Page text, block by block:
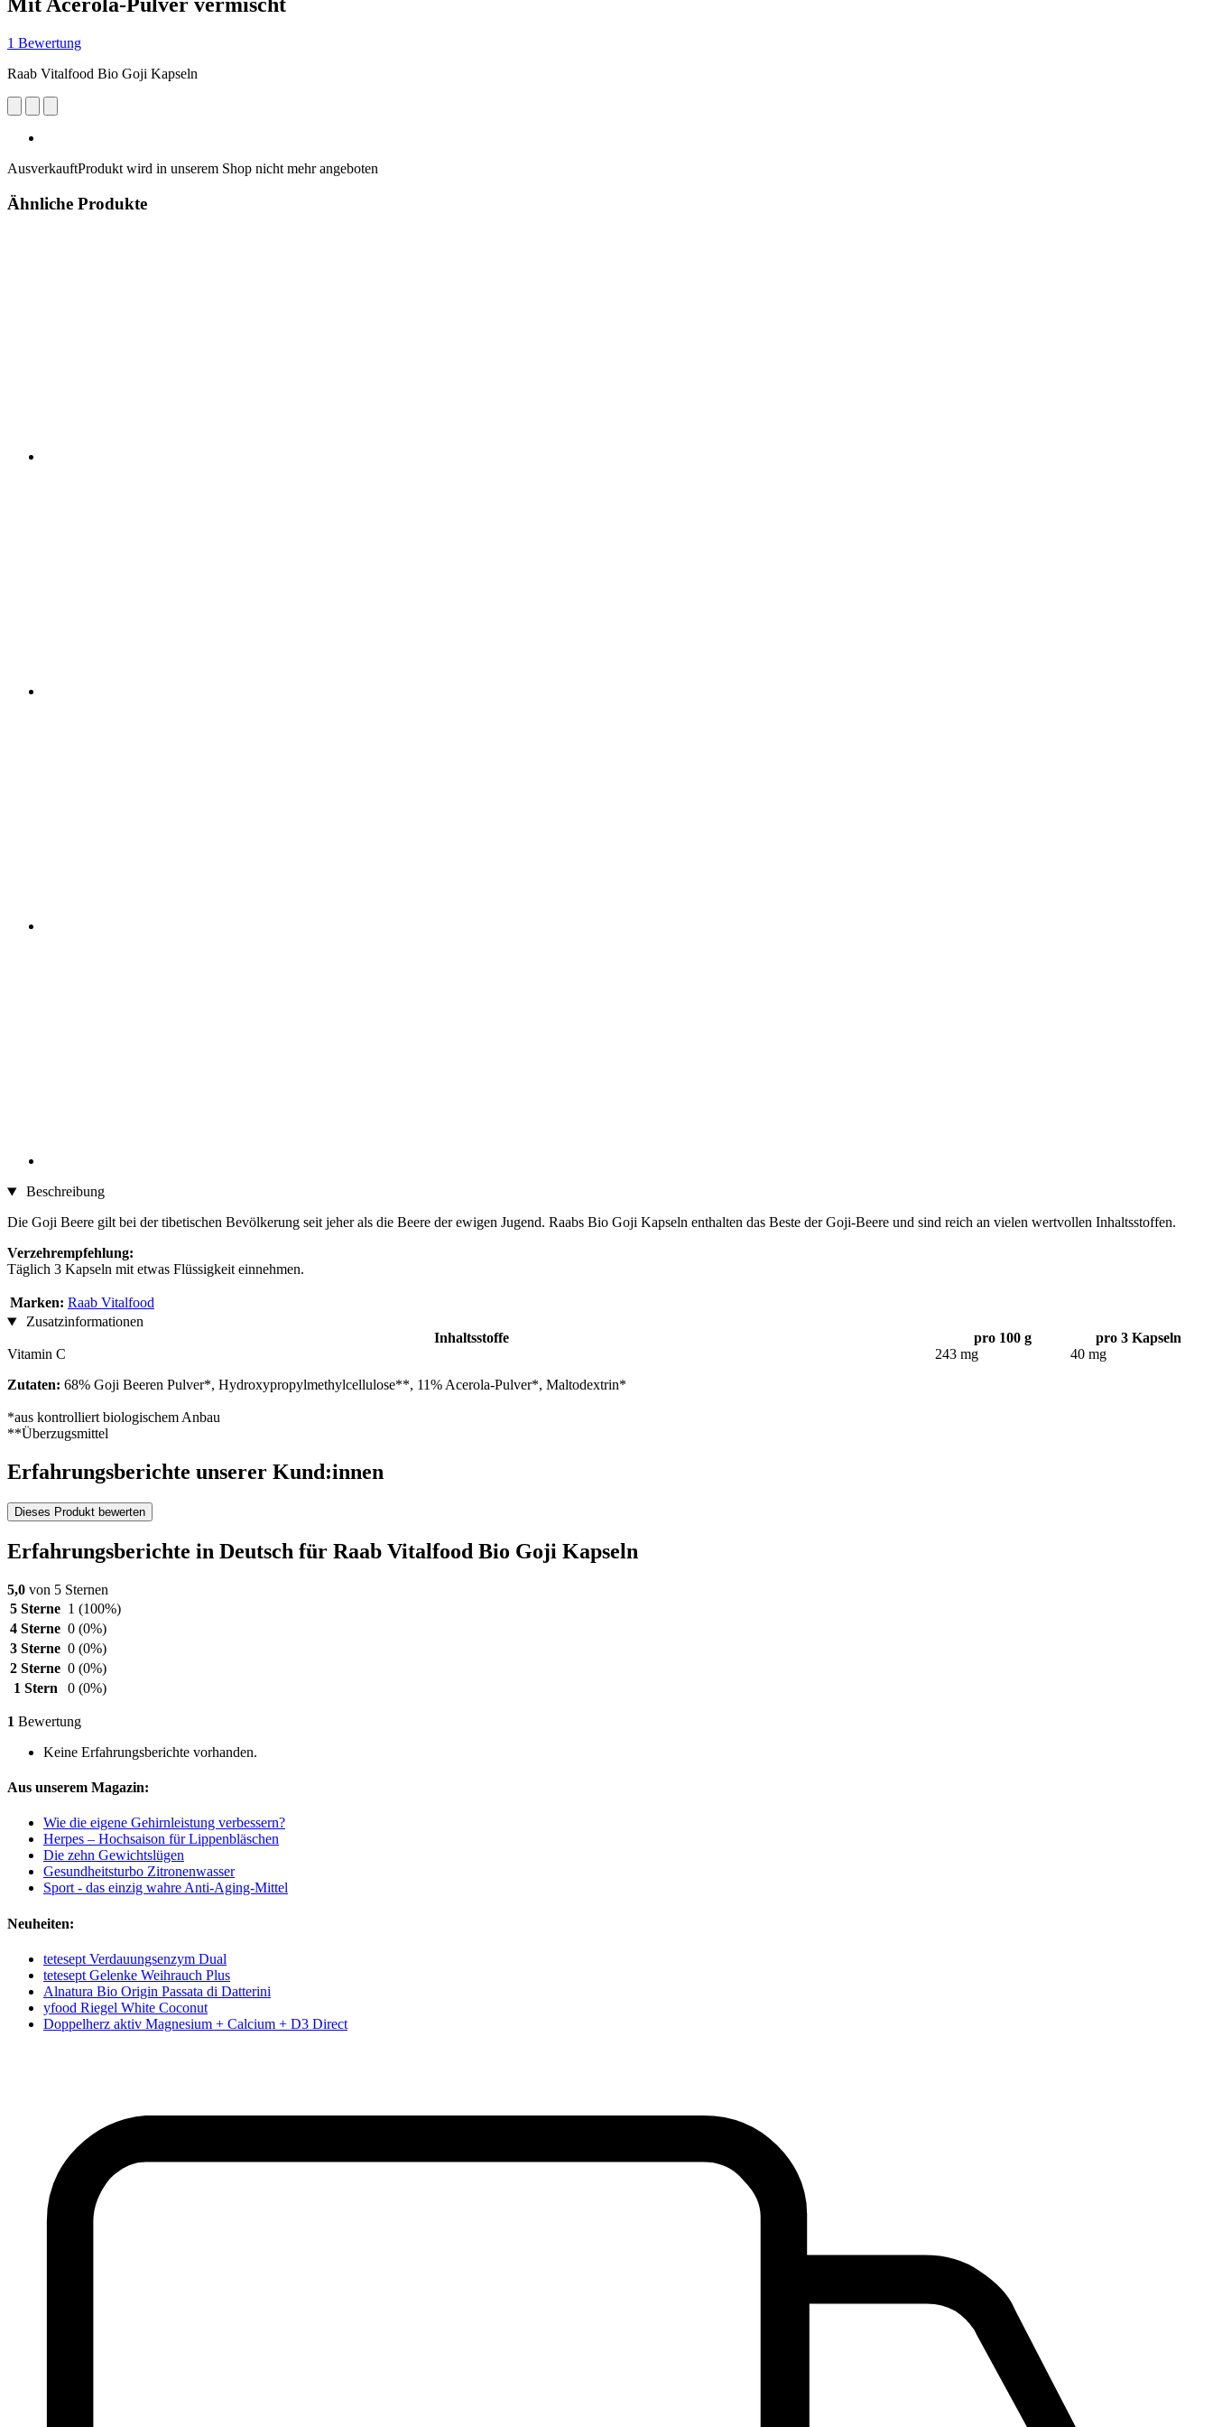
1 Bewertung
Raab Vitalfood Bio Goji Kapseln
AusverkauftProdukt wird in unserem Shop nicht mehr angeboten
Ähnliche Produkte
Beschreibung
Die Goji Beere gilt bei der tibetischen Bevölkerung seit jeher als die Beere der ewigen Jugend. Raabs Bio Goji Kapseln enthalten das Beste der Goji-Beere und sind reich an vielen wertvollen Inhaltsstoffen.
Verzehrempfehlung:
Täglich 3 Kapseln mit etwas Flüssigkeit einnehmen.
Marken: Raab Vitalfood
Zusatzinformationen
Inhaltsstoffe
pro 100 g
pro 3 Kapseln
Vitamin C
243 mg
40 mg
Zutaten: 68% Goji Beeren Pulver*, Hydroxypropylmethylcellulose**, 11% Acerola-Pulver*, Maltodextrin*
*aus kontrolliert biologischem Anbau
**Überzugsmittel
Erfahrungsberichte unserer Kund:innen
Dieses Produkt bewerten
Erfahrungsberichte in Deutsch für Raab Vitalfood Bio Goji Kapseln
5,0 von 5 Sternen
5 Sterne 1 (100%)
4 Sterne 0 (0%)
3 Sterne 0 (0%)
2 Sterne 0 (0%)
1 Stern
0 (0%)
1 Bewertung
Keine Erfahrungsberichte vorhanden.
Aus unserem Magazin:
Wie die eigene Gehirnleistung verbessern?
Herpes – Hochsaison für Lippenbläschen
Die zehn Gewichtslügen
Gesundheitsturbo Zitronenwasser
Sport - das einzig wahre Anti-Aging-Mittel
Neuheiten:
tetesept Verdauungsenzym Dual
tetesept Gelenke Weihrauch Plus
Alnatura Bio Origin Passata di Datterini
yfood Riegel White Coconut
Doppelherz aktiv Magnesium + Calcium + D3 Direct